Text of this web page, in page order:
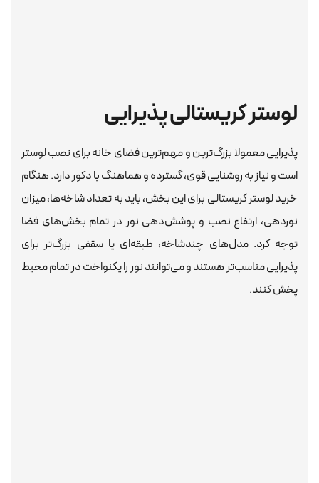
لوستر کریستالی پذیرایی
پذیرایی معمولا بزرگ‌ترین و مهم‌ترین فضای خانه برای نصب لوستر
است و نیاز به روشنایی قوی، گسترده و هماهنگ با دکور دارد. هنگام
خرید لوستر کریستالی برای این بخش، باید به تعداد شاخه‌ها، میزان
نوردهی، ارتفاع نصب و پوشش‌دهی نور در تمام بخش‌های فضا
توجه کرد. مدل‌های چندشاخه، طبقه‌ای یا سقفی بزرگ‌تر برای
پذیرایی مناسب‌تر هستند و می‌توانند نور را یکنواخت در تمام محیط
پخش کنند.